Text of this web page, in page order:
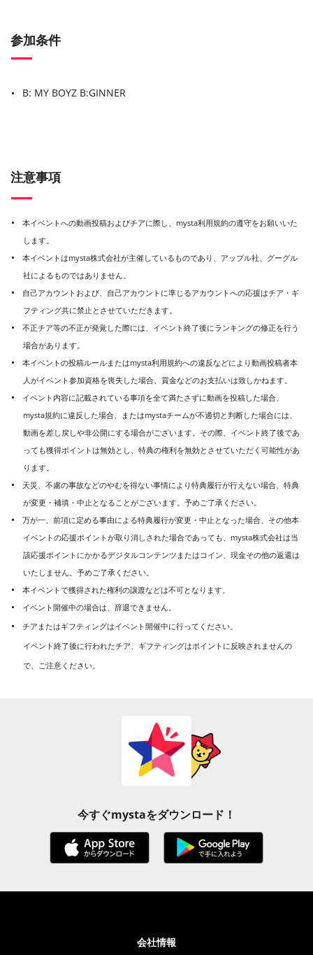
参加条件
B: MY BOYZ B:GINNER
注意事項
本イベントへの動画投稿およびチアに際し、mysta利用規約の遵守をお願いいた
します。
本イベントはmysta株式会社が主催しているものであり、アップル社、グーグル
社によるものではありません。
自己アカウントおよび、自己アカウントに準じるアカウントへの応援はチア・ギ
フティング共に禁止とさせていただきます。
不正チア等の不正が発覚した際には、イベント終了後にランキングの修正を行う
場合があります。
本イベントの投稿ルールまたはmysta利用規約への違反などにより動画投稿者本
人がイベント参加資格を喪失した場合、賞金などのお支払いは致しかねます。
イベント内容に記載されている事項を全て満たさずに動画を投稿した場合、
mysta規約に違反した場合、またはmystaチームが不適切と判断した場合には、
動画を差し戻しや非公開にする場合がございます。その際、イベント終了後であ
っても獲得ポイントは無効とし、特典の権利を無効とさせていただく可能性があ
ります。
天災、不慮の事故などのやむを得ない事情により特典履行が行えない場合、特典
が変更・補填・中止となることがございます。予めご了承ください。
万が一、前項に定める事由による特典履行が変更・中止となった場合、その他本
イベントの応援ポイントが取り消しされた場合であっても、mysta株式会社は当
該応援ポイントにかかるデジタルコンテンツまたはコイン、現金その他の返還は
いたしません。予めご了承ください。
本イベントで獲得された権利の譲渡などは不可となります。
イベント開催中の場合は、辞退できません。
チアまたはギフティングはイベント開催中に行ってください。
イベント終了後に行われたチア、ギフティングはポイントに反映されませんの
で、ご注意ください。
今すぐmystaをダウンロード！
会社情報